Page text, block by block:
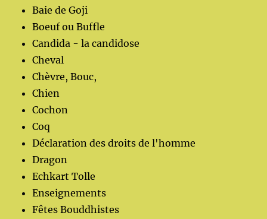
Baie de Goji
Boeuf ou Buffle
Candida - la candidose
Cheval
Chèvre, Bouc,
Chien
Cochon
Coq
Déclaration des droits de l'homme
Dragon
Echkart Tolle
Enseignements
Fêtes Bouddhistes